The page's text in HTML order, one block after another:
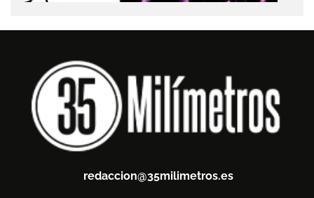
redaccion@35milimetros.es